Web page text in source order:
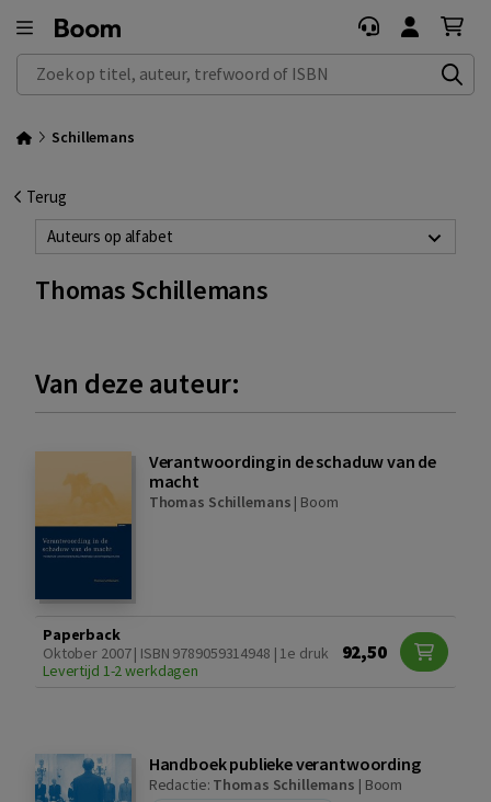
Zoek op titel, auteur, trefwoord of ISBN
Schillemans
Terug
Auteurs op alfabet
Thomas Schillemans
Van deze auteur:
Verantwoording in de schaduw van de
macht
Thomas Schillemans | Boom
Paperback
Oktober 2007 | ISBN 9789059314948 | 1e druk
Levertijd 1-2 werkdagen
92,50
Handboek publieke verantwoording
Redactie: Thomas Schillemans | Boom